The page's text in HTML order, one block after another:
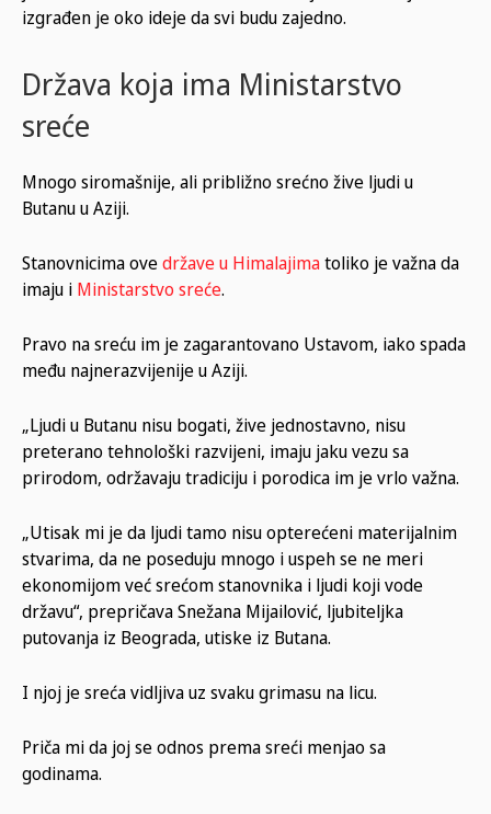
izgrađen je oko ideje da svi budu zajedno.
Država koja ima Ministarstvo
sreće
Mnogo siromašnije, ali približno srećno žive ljudi u
Butanu u Aziji.
Stanovnicima ovedržave u Himalajimatoliko je važna da
imaju i Ministarstvo sreće.
Pravo na sreću im je zagarantovano Ustavom, iako spada
među najnerazvijenije u Aziji.
„Ljudi u Butanu nisu bogati, žive jednostavno, nisu
preterano tehnološki razvijeni, imaju jaku vezu sa
prirodom, održavaju tradiciju i porodica im je vrlo važna.
„Utisak mi je da ljudi tamo nisu opterećeni materijalnim
stvarima, da ne poseduju mnogo i uspeh se ne meri
ekonomijom već srećom stanovnika i ljudi koji vode
državu“, prepričava Snežana Mijailović, ljubiteljka
putovanja iz Beograda, utiske iz Butana.
I njoj je sreća vidljiva uz svaku grimasu na licu.
Priča mi da joj se odnos prema sreći menjao sa
godinama.